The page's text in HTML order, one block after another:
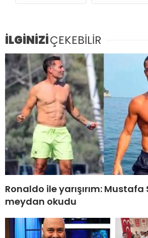
İLGİNİZİÇEKEBİLİR
Ronaldo ile yarışırım:
meydan okudu